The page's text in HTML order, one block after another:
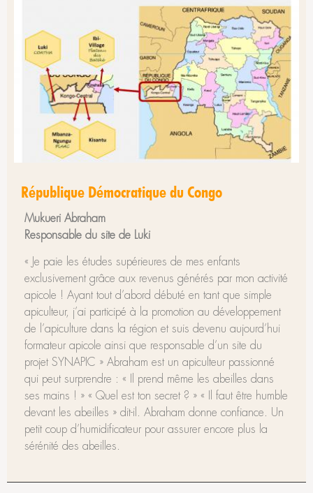
République Démocratique du Congo
Mukueri Abraham
Responsable du site de Luki
« Je paie les études supérieures de mes enfants
exclusivement grâce aux revenus générés par mon activité
apicole ! Ayant tout d’abord débuté en tant que simple
apiculteur, j’ai participé à la promotion au développement
de l’apiculture dans la région et suis devenu aujourd’hui
formateur apicole ainsi que responsable d’un site du
projet SYNAPIC » Abraham est un apiculteur passionné
qui peut surprendre : « Il prend même les abeilles dans
ses mains ! » « Quel est ton secret ? » « Il faut être humble
devant les abeilles » dit-il. Abraham donne confiance. Un
petit coup d’humidificateur pour assurer encore plus la
sérénité des abeilles.